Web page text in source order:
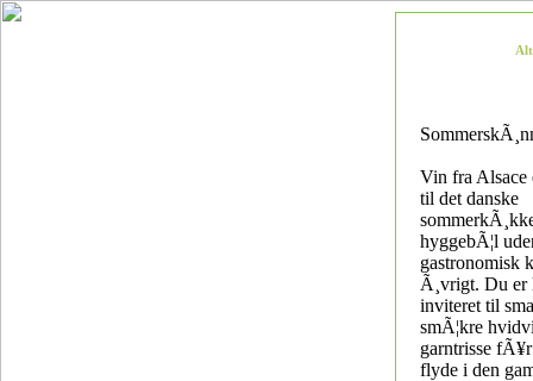
Vin fra Alsace
til det danske
hyggebÃ¦l
gastronomisk
Ã¸vrigt. Du er
inviteret til
smÃ¦kre
garntrisse
flyde i den